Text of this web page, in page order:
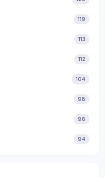
119
113
112
104
98
96
94